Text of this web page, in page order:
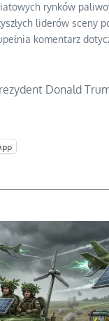
rynków
liderów
komentarz
Donald